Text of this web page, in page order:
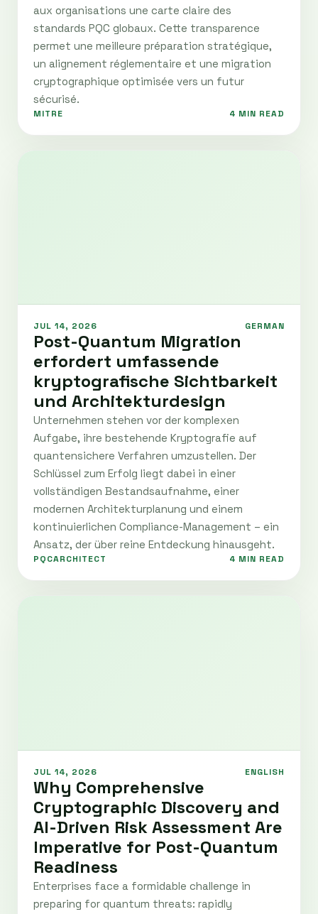
aux organisations une carte claire des
standards PQC globaux. Cette transparence
permet une meilleure préparation stratégique,
un alignement réglementaire et une migration
cryptographique optimisée vers un futur
sécurisé.
MITRE 4 MIN READ
JUL 14, 2026 GERMAN
Post-Quantum Migration
erfordert umfassende
kryptografische Sichtbarkeit
und Architekturdesign
Unternehmen stehen vor der komplexen
Aufgabe, ihre bestehende Kryptografie auf
quantensichere Verfahren umzustellen. Der
Schlüssel zum Erfolg liegt dabei in einer
vollständigen Bestandsaufnahme, einer
modernen Architekturplanung und einem
kontinuierlichen Compliance-Management – ein
Ansatz, der über reine Entdeckung hinausgeht.
PQCARCHITECT 4 MIN READ
JUL 14, 2026 ENGLISH
Why Comprehensive
Cryptographic Discovery and
AI-Driven Risk Assessment Are
Imperative for Post-Quantum
Readiness
Enterprises face a formidable challenge in
preparing for quantum threats: rapidly